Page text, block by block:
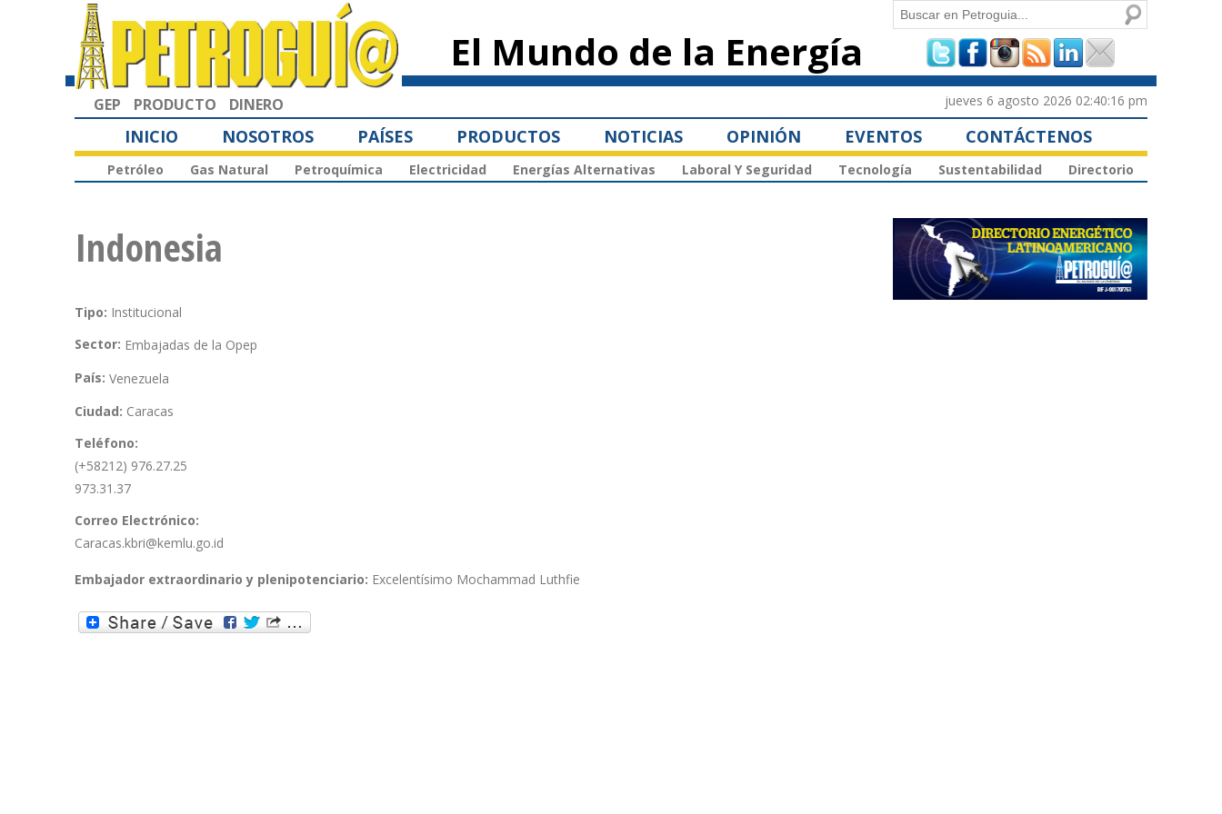
principal
El Mundo de la Energía
Formulario de
búsqueda
Buscar
GEP PRODUCTO DINERO jueves 6 agosto 2026 02:40:16 pm
INICIO NOSOTROS PAÍSES PRODUCTOS NOTICIAS OPINIÓN EVENTOS CONTÁCTENOS
Petróleo Gas Natural Petroquímica Electricidad Energías Alternativas Laboral Y Seguridad Tecnología Sustentabilidad Directorio
Indonesia
Tipo: Institucional
Sector: Embajadas de la Opep
País: Venezuela
Ciudad: Caracas
Teléfono:
(+58212) 976.27.25
973.31.37
Correo Electrónico:
Caracas.kbri@kemlu.go.id
Embajador extraordinario y plenipotenciario: Excelentísimo Mochammad Luthfie